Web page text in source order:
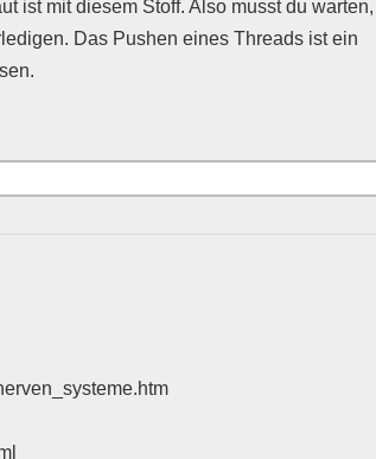
ist mit diesem Stoff. Also musst du warten,
Das Pushen eines Threads ist ein